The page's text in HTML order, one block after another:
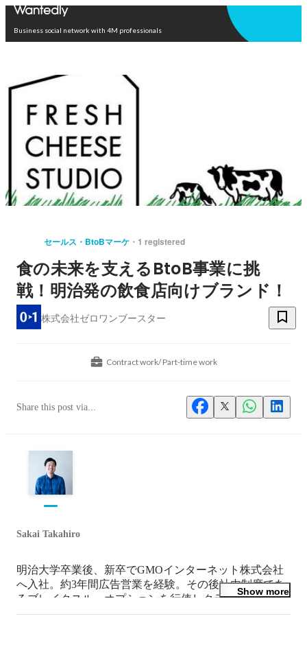
Business social network with 4M professionals
セールス・BtoBマーケ 1 registered
食の未来を支えるBtoB事業に挑
戦！明治発の飲食店向けブランド！
株式会社ゼロワンブースター
Contract work/ Part-time work
Share this post via...
Sakai Takahiro
明治大学卒業後、新卒でGMOインターネット株式会社
へ入社。約3年間広告営業を経験。その後社内制度であ
るブレイクスルーオプションを行使しクラウド事業部へ
移動。ゲーム業界向けクラウドサービスのセールスに従
Show more